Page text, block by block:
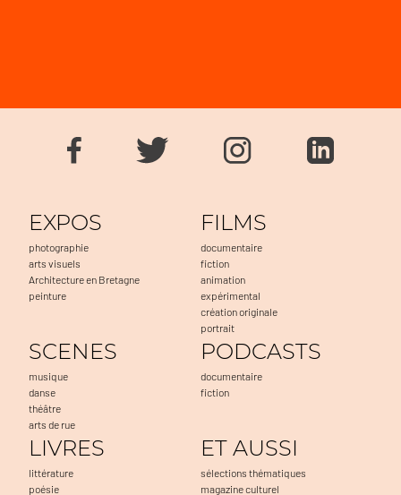
EXPOS
photographie
arts visuels
Architecture en Bretagne
peinture
FILMS
documentaire
fiction
animation
expérimental
création originale
portrait
SCENES
musique
danse
théâtre
arts de rue
PODCASTS
documentaire
fiction
LIVRES
littérature
poésie
ET AUSSI
sélections thématiques
magazine culturel